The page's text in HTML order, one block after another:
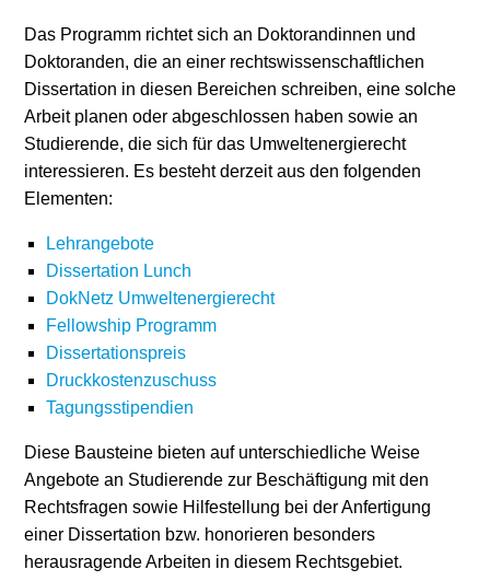
Das Programm richtet sich an Doktorandinnen und
Doktoranden, die an einer rechtswissenschaftlichen
Dissertation in diesen Bereichen schreiben, eine solche
Arbeit planen oder abgeschlossen haben sowie an
Studierende, die sich für das Umweltenergierecht
interessieren. Es besteht derzeit aus den folgenden
Elementen:
Lehrangebote
Dissertation Lunch
DokNetz Umweltenergierecht
Fellowship Programm
Dissertationspreis
Druckkostenzuschuss
Tagungsstipendien
Diese Bausteine bieten auf unterschiedliche Weise
Angebote an Studierende zur Beschäftigung mit den
Rechtsfragen sowie Hilfestellung bei der Anfertigung
einer Dissertation bzw. honorieren besonders
herausragende Arbeiten in diesem Rechtsgebiet.